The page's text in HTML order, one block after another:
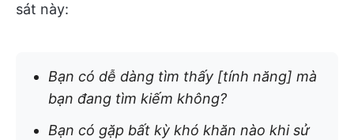
sát này:
Bạn có dễ dàng tìm thấy [tính năng] mà
bạn đang tìm kiếm không?
Bạn có gặp bất kỳ khó khăn nào khi sử